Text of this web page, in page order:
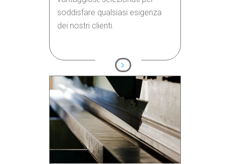
soddisfare qualsiasi esigenza
dei nostri clienti.